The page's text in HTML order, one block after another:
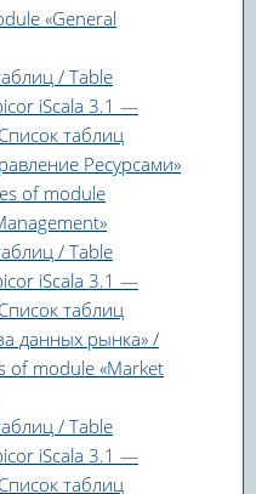
«General
/ Table
iScala 3.1 —
таблиц
Ресурсами»
of module
/ Table
iScala 3.1 —
таблиц
данных рынка» /
of module «Market
/ Table
iScala 3.1 —
таблиц